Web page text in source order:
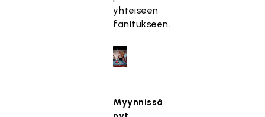
yhteiseen
fanitukseen.
Myynnissä